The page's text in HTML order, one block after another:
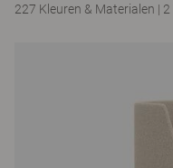
227 Kleuren & Materialen |